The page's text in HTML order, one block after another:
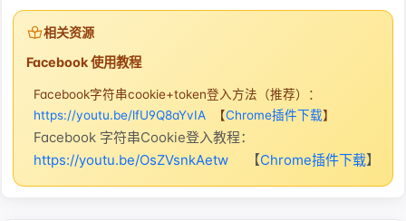
相关资源
Facebook 使用教程
Facebook字符串cookie+token登入方法（推荐）：
https://youtu.be/lfU9Q8aYvIA 【Chrome插件下载】
Facebook 字符串Cookie登入教程：
https://youtu.be/OsZVsnkAetw
【Chrome插件下载】